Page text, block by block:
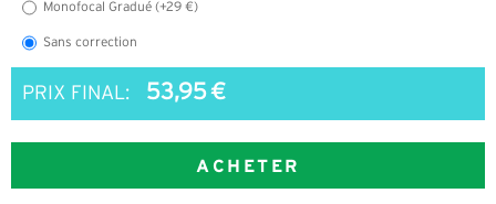
Monofocal Gradué (+29 €)
Sans correction
PRIX FINAL: 53,95 €
ACHETER